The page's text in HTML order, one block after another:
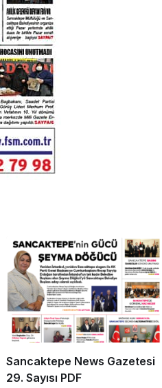
Sancaktepe News Gazetesi
29. Sayısı PDF